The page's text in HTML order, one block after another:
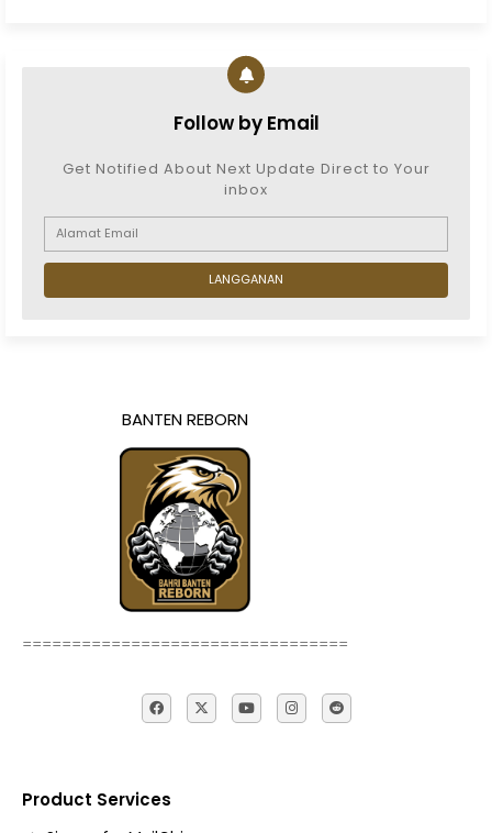
Follow by Email
Get Notified About Next Update Direct to Your
inbox
BANTEN REBORN
=================================
Product Services